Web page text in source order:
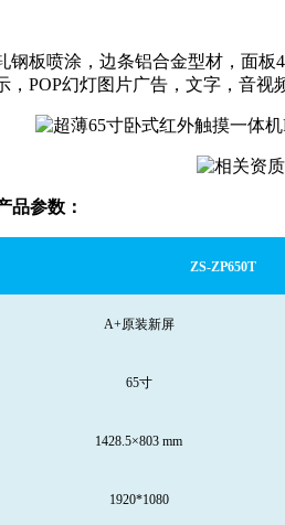
喷涂，边条铝合金型材，面板
POP幻灯图片广告，文字，音视
品参数：
ZS-ZP650T
A+原装新屏
65寸
1428.5×803 mm
1920*1080